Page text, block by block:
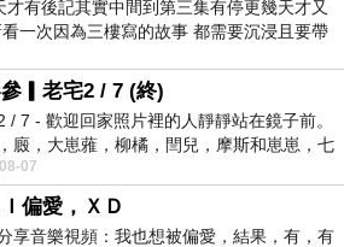
有後記其實中間到第三集有停更幾天才又
一次因為三樓寫的故事 都需要沉浸且要帶
▎老宅2 / 7 (終)
/ 7 - 歡迎回家照片裡的人靜靜站在鏡子前。
廄，大崽蕥，柳橘，閆兒，摩斯和崽崽，七
整齊齊地站在鏡框之外，如同
07
偏愛，ＸＤ
享音樂視頻：我也想被偏愛，結果，有，有